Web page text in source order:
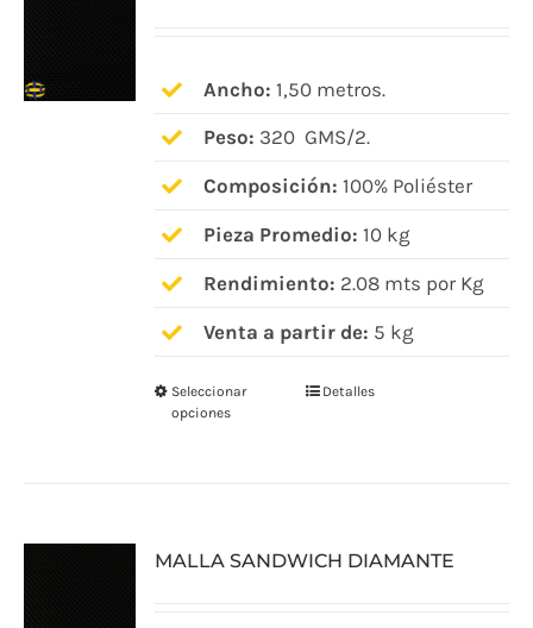
pueden
la
producto
Ancho: 1,50 metros.
Peso: 320 GMS/2.
Composición: 100% Poliéster
Pieza Promedio: 10 kg
Rendimiento: 2.08 mts por Kg
Venta a partir de: 5 kg
Seleccionar
opciones
Este
Las
Detalles
MALLA SANDWICH DIAMANTE